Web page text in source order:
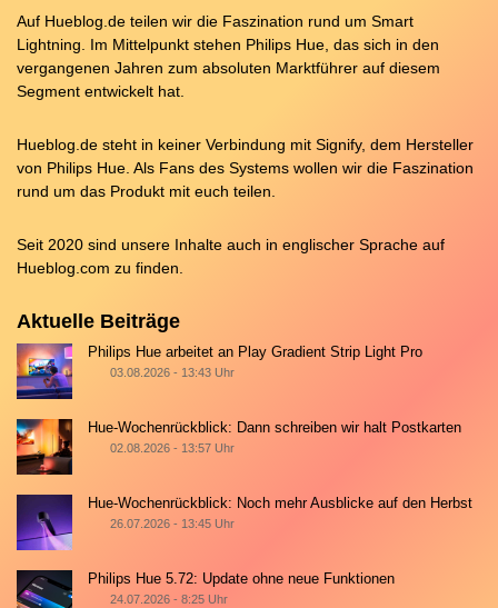
Auf Hueblog.de teilen wir die Faszination rund um Smart
Lightning. Im Mittelpunkt stehen Philips Hue, das sich in den
vergangenen Jahren zum absoluten Marktführer auf diesem
Segment entwickelt hat.
Hueblog.de steht in keiner Verbindung mit Signify, dem Hersteller
von Philips Hue. Als Fans des Systems wollen wir die Faszination
rund um das Produkt mit euch teilen.
Seit 2020 sind unsere Inhalte auch in englischer Sprache auf
Hueblog.com zu finden.
Aktuelle Beiträge
Philips Hue arbeitet an Play Gradient Strip Light Pro
03.08.2026 - 13:43 Uhr
Hue-Wochenrückblick: Dann schreiben wir halt Postkarten
02.08.2026 - 13:57 Uhr
Hue-Wochenrückblick: Noch mehr Ausblicke auf den Herbst
26.07.2026 - 13:45 Uhr
Philips Hue 5.72: Update ohne neue Funktionen
24.07.2026 - 8:25 Uhr